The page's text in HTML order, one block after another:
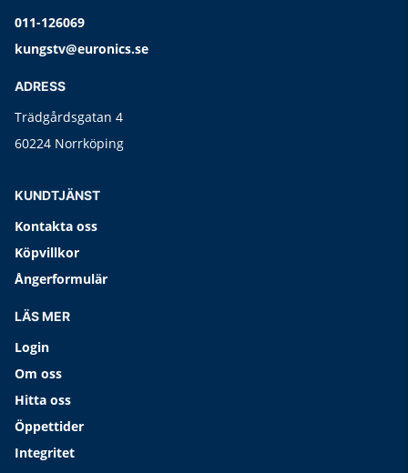
011-126069
kungstv@euronics.se
ADRESS
Trädgårdsgatan 4
60224 Norrköping
KUNDTJÄNST
Kontakta oss
Köpvillkor
Ångerformulär
LÄS MER
Login
Om oss
Hitta oss
Öppettider
Integritet